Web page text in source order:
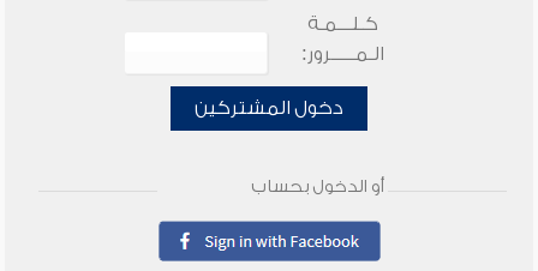
كـلـــمـة
الـمـــــرور:
دخول المشتركين
أو الدخول بحساب